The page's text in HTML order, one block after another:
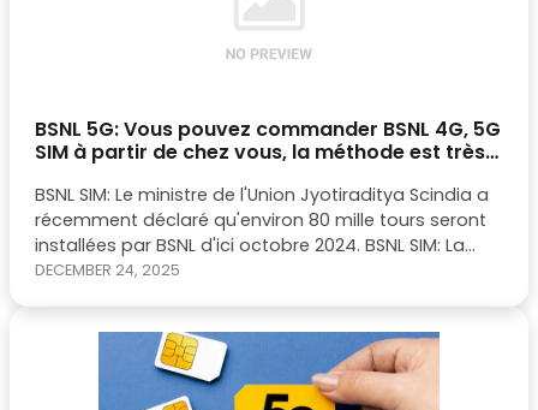
BSNL 5G: Vous pouvez commander BSNL 4G, 5G
SIM à partir de chez vous, la méthode est très
BSNL SIM: Le ministre de l'Union Jyotiraditya Scindia a
récemment déclaré qu'environ 80 mille tours seront
installées par BSNL d'ici octobre 2024. BSNL SIM: La
société de télécommunications du gouvernement
DECEMBER 24, 2025